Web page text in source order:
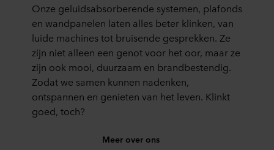
Onze geluidsabsorberende systemen, plafonds
en wandpanelen laten alles beter klinken, van
luide machines tot bruisende gesprekken. Ze
zijn niet alleen een genot voor het oor, maar ze
zijn ook mooi, duurzaam en brandbestendig.
Zodat we samen kunnen nadenken,
ontspannen en genieten van het leven. Klinkt
goed, toch?
Meer over ons